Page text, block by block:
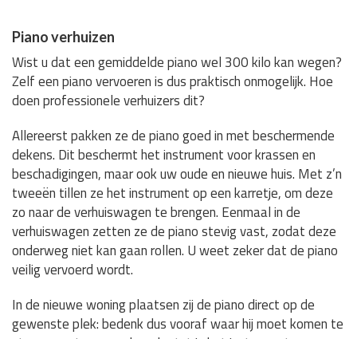
Piano verhuizen
Wist u dat een gemiddelde piano wel 300 kilo kan wegen?
Zelf een piano vervoeren is dus praktisch onmogelijk. Hoe
doen professionele verhuizers dit?
Allereerst pakken ze de piano goed in met beschermende
dekens. Dit beschermt het instrument voor krassen en
beschadigingen, maar ook uw oude en nieuwe huis. Met z’n
tweeën tillen ze het instrument op een karretje, om deze
zo naar de verhuiswagen te brengen. Eenmaal in de
verhuiswagen zetten ze de piano stevig vast, zodat deze
onderweg niet kan gaan rollen. U weet zeker dat de piano
veilig vervoerd wordt.
In de nieuwe woning plaatsen zij de piano direct op de
gewenste plek: bedenk dus vooraf waar hij moet komen te